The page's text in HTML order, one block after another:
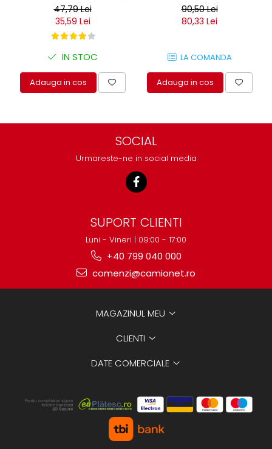
47,79 Lei
35,59 Lei
IN STOC
Adauga in cos
90,50 Lei
80,33 Lei
LA COMANDA
Adauga in cos
SOCIAL
Urmareste-ne in social media
SUPORT CLIENTI
Luni - Vineri | 09:00 - 17:00
+40 799 040 000
comenzi@camionet.ro
MAGAZINUL MEU
CLIENTI
DATE COMERCIALE